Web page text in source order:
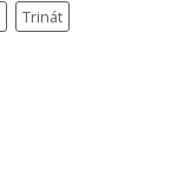
Trinát